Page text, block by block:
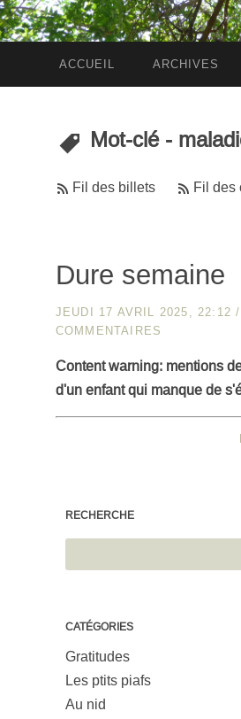
ACCUEIL ARCHIVES
Mot-clé -
Fil des billets Fil des
Dure semaine
JEUDI 17 AVRIL 2025, 22:12 /
COMMENTAIRES
Content warning: mentions
d'un enfant qui manque de
RECHERCHE
CATÉGORIES
Gratitudes
Les ptits piafs
Au nid